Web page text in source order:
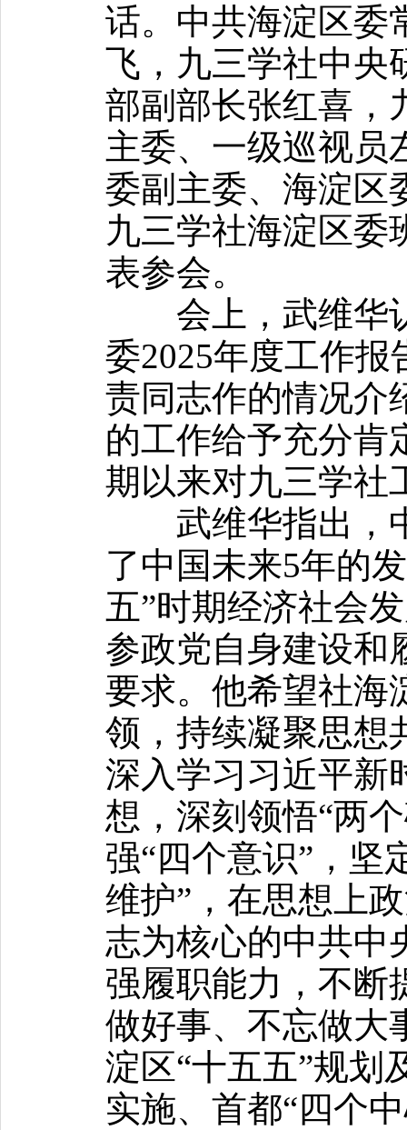
话。中共海淀区委
飞，九三学社中央
部副部长张红喜，
主委、一级巡视员
委副主委、海淀区
九三学社海淀区委
表参会。
会上，武维华
委2025年度工作
责同志作的情况介
的工作给予充分肯
期以来对九三学社
武维华指出，
了中国未来5年的
五”时期经济社会
参政党自身建设和
要求。他希望社海
领，持续凝聚思想
深入学习习近平新
想，深刻领悟“两
强“四个意识”，坚
维护”，在思想上
志为核心的中共中
强履职能力，不断
做好事、不忘做大
淀区“十五五”规划
实施、首都“四个